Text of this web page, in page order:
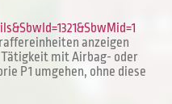
anzeigen
mit Airbag- oder
P1 umgehen, ohne diese